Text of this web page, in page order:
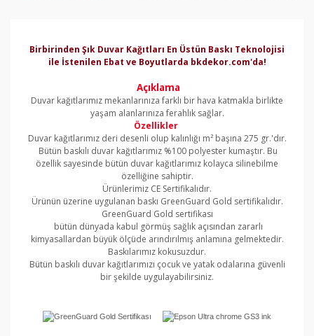
Birbirinden Şık Duvar Kağıtları En Üstün Baskı Teknolojisi
ile İstenilen Ebat ve Boyutlarda bkdekor.com'da!
Açıklama
Duvar kağıtlarımız mekanlarınıza farklı bir hava katmakla birlikte
yaşam alanlarınıza ferahlık sağlar.
Özellikler
Duvar kağıtlarımız deri desenli olup kalınlığı m² başına 275 gr.'dır.
Bütün baskılı duvar kağıtlarımız %100 polyester kumaştır. Bu
özellik sayesinde bütün duvar kağıtlarımız kolayca silinebilme
özelliğine sahiptir.
Ürünlerimiz CE Sertifikalıdır.
Ürünün üzerine uygulanan baskı GreenGuard Gold sertifikalıdır.
GreenGuard Gold sertifikası
bütün dünyada kabul görmüş sağlık açısından zararlı
kimyasallardan büyük ölçüde arındırılmış anlamına gelmektedir.
Baskılarımız kokusuzdur.
Bütün baskılı duvar kağıtlarımızı çocuk ve yatak odalarına güvenli
bir şekilde uygulayabilirsiniz.